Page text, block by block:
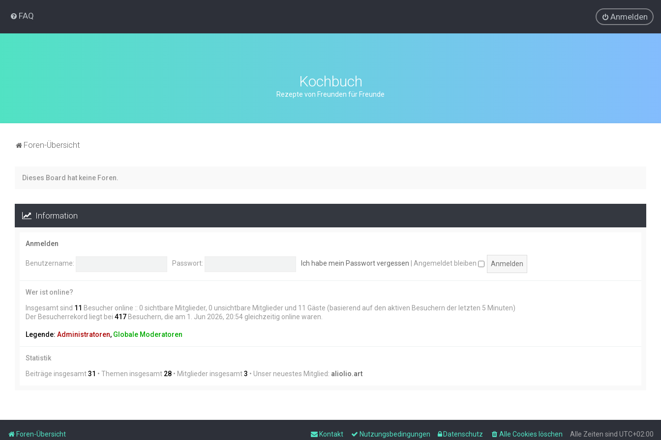
FAQ Anmelden
Kochbuch
Rezepte von Freunden für Freunde
Foren-Übersicht
Dieses Board hat keine Foren.
Information
Anmelden
Benutzername: Passwort: Ich habe mein Passwort vergessen Angemeldet bleiben
Wer ist online?
Insgesamt sind 11 Besucher online :: 0 sichtbare Mitglieder, 0 unsichtbare Mitglieder und 11 Gäste (basierend auf den aktiven Besuchern der letzten 5 Minuten)
Der Besucherrekord liegt bei 417 Besuchern, die am 1. Jun 2026, 20:54 gleichzeitig online waren.
Legende: Administratoren, Globale Moderatoren
Statistik
Beiträge insgesamt31 • Themen insgesamt 28 • Mitglieder insgesamt3 • Unser neuestes Mitglied: aliolio.art
Foren-Übersicht Alle Zeiten sind UTC+02:00
Alle Cookies löschen
Datenschutz
Nutzungsbedingungen
Kontakt